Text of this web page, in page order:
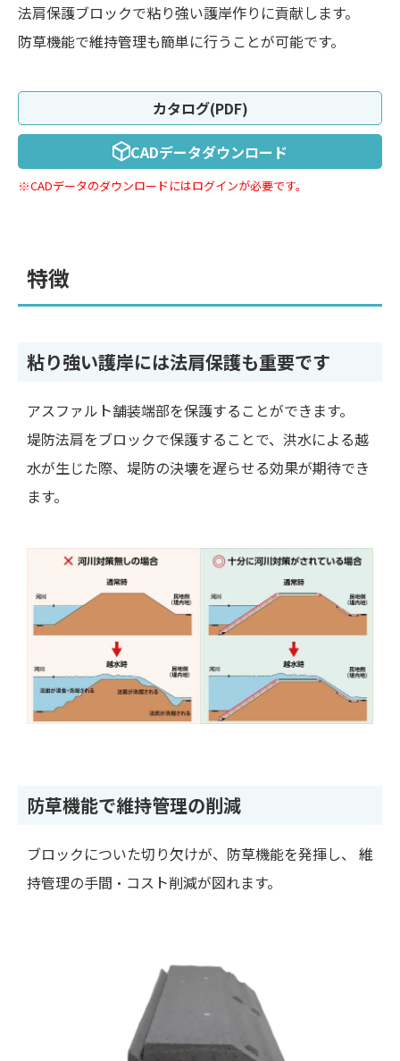
法肩保護ブロックで粘り強い護岸作りに貢献します。
防草機能で維持管理も簡単に行うことが可能です。
カタログ(PDF)
CADデータダウンロード
※CADデータのダウンロードにはログインが必要です。
特徴
粘り強い護岸には法肩保護も重要です
アスファルト舗装端部を保護することができます。
堤防法肩をブロックで保護することで、洪水による越
水が生じた際、堤防の決壊を遅らせる効果が期待でき
ます。
防草機能で維持管理の削減
ブロックについた切り欠けが、防草機能を発揮し、 維
持管理の手間・コスト削減が図れます。